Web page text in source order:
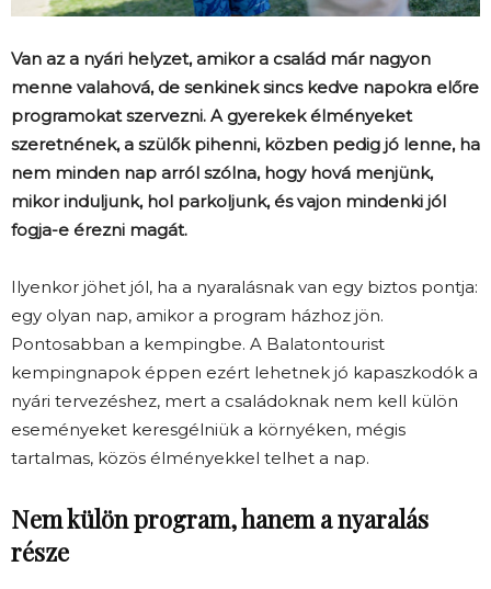
Van az a nyári helyzet, amikor a család már nagyon
menne valahová, de senkinek sincs kedve napokra előre
programokat szervezni. A gyerekek élményeket
szeretnének, a szülők pihenni, közben pedig jó lenne, ha
nem minden nap arról szólna, hogy hová menjünk,
mikor induljunk, hol parkoljunk, és vajon mindenki jól
fogja-e érezni magát.
Ilyenkor jöhet jól, ha a nyaralásnak van egy biztos pontja:
egy olyan nap, amikor a program házhoz jön.
Pontosabban a kempingbe. A Balatontourist
kempingnapok éppen ezért lehetnek jó kapaszkodók a
nyári tervezéshez, mert a családoknak nem kell külön
eseményeket keresgélniük a környéken, mégis
tartalmas, közös élményekkel telhet a nap.
Nem külön program, hanem a nyaralás
része